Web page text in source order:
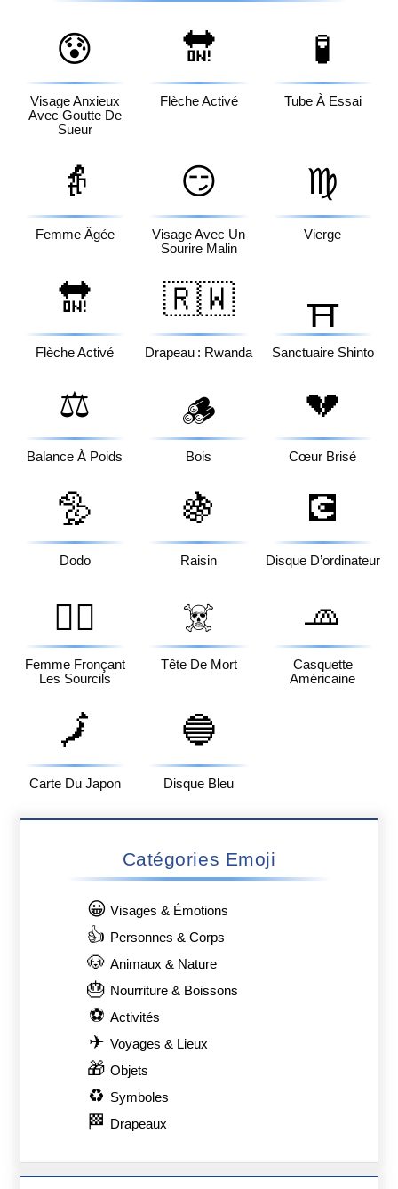
😰
Visage Anxieux
Avec Goutte De
Sueur
🔛
Flèche Activé
🧪
Tube À Essai
👵
Femme Âgée
😏
Visage Avec Un
Sourire Malin
♍
Vierge
🔛
Flèche Activé
🇷🇼
Drapeau : Rwanda
⛩️
Sanctuaire Shinto
⚖️
Balance À Poids
🪵
Bois
💔
Cœur Brisé
🦤
Dodo
🍇
Raisin
💽
Disque D’ordinateur
🙍‍♀️
Femme Fronçant
Les Sourcils
☠️
Tête De Mort
🧢
Casquette
Américaine
🗾
Carte Du Japon
🔵
Disque Bleu
Catégories Emoji
😀 Visages & Émotions
👍 Personnes & Corps
🐶 Animaux & Nature
🎂 Nourriture & Boissons
⚽ Activités
✈ Voyages & Lieux
🎁 Objets
♻ Symboles
🏁 Drapeaux